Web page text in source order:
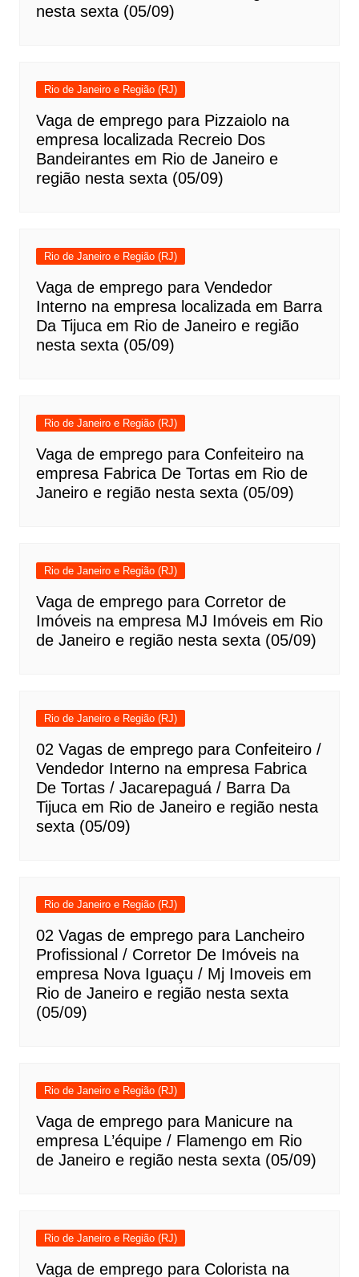
nesta sexta (05/09)
Rio de Janeiro e Região (RJ)
Vaga de emprego para Pizzaiolo na
empresa localizada Recreio Dos
Bandeirantes em Rio de Janeiro e
região nesta sexta (05/09)
Rio de Janeiro e Região (RJ)
Vaga de emprego para Vendedor
Interno na empresa localizada em Barra
Da Tijuca em Rio de Janeiro e região
nesta sexta (05/09)
Rio de Janeiro e Região (RJ)
Vaga de emprego para Confeiteiro na
empresa Fabrica De Tortas em Rio de
Janeiro e região nesta sexta (05/09)
Rio de Janeiro e Região (RJ)
Vaga de emprego para Corretor de
Imóveis na empresa MJ Imóveis em Rio
de Janeiro e região nesta sexta (05/09)
Rio de Janeiro e Região (RJ)
02 Vagas de emprego para Confeiteiro /
Vendedor Interno na empresa Fabrica
De Tortas / Jacarepaguá / Barra Da
Tijuca em Rio de Janeiro e região nesta
sexta (05/09)
Rio de Janeiro e Região (RJ)
02 Vagas de emprego para Lancheiro
Profissional / Corretor De Imóveis na
empresa Nova Iguaçu / Mj Imoveis em
Rio de Janeiro e região nesta sexta
(05/09)
Rio de Janeiro e Região (RJ)
Vaga de emprego para Manicure na
empresa L’équipe / Flamengo em Rio
de Janeiro e região nesta sexta (05/09)
Rio de Janeiro e Região (RJ)
Vaga de emprego para Colorista na